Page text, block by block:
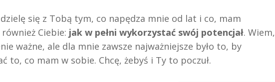
się z Tobą tym, co napędza mnie od lat i co, mam
Ciebie: jak w pełni wykorzystać swój potencjał. Wiem,
ważne, ale dla mnie zawsze najważniejsze było to, by
to, co mam w sobie. Chcę, żebyś i Ty to poczuł.